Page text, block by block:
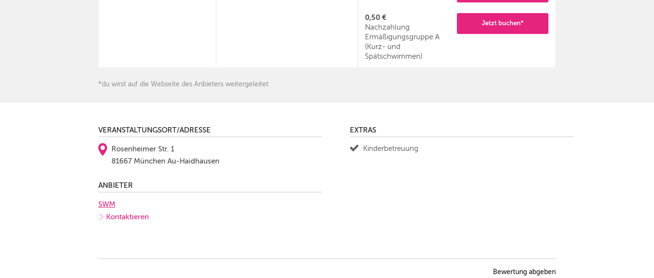
0,50 €
Nachzahlung
Ermäßigungsgruppe A
(Kurz- und
Spätschwimmen)
Jetzt buchen*
*du wirst auf die Webseite des Anbieters weitergeleitet
EXTRAS
Kinderbetreuung
VERANSTALTUNGSORT/ADRESSE
Rosenheimer Str. 1
81667 München Au-Haidhausen
ANBIETER
SWM
Kontaktieren
Bewertung abgeben